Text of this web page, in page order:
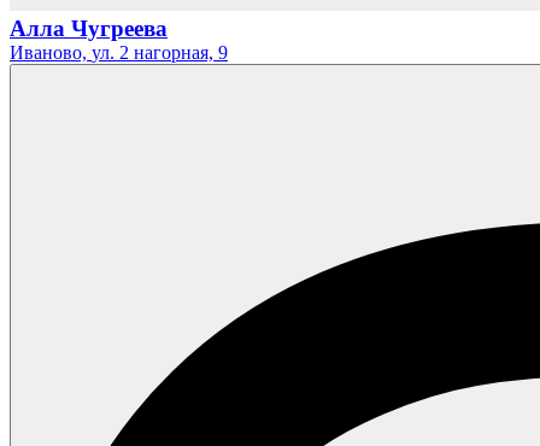
Алла Чугреева
Иваново, ул. 2 нагорная, 9